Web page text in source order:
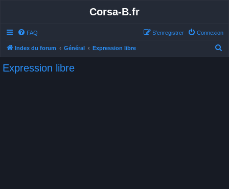
Corsa-B.fr
FAQ Connexion
S’enregistrer
Index du forum Général Expression libre
Expression libre